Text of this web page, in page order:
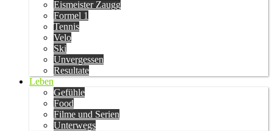
Eismeister Zaugg
Formel 1
Tennis
Velo
Ski
Unvergessen
Resultate
Leben
Gefühle
Food
Filme und Serien
Unterwegs